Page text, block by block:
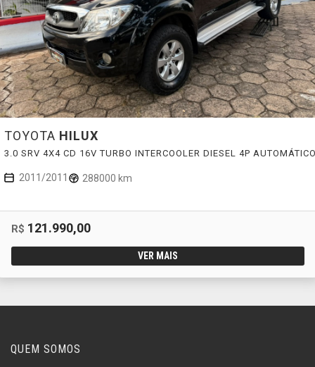
TOYOTA HILUX
3.0 SRV 4X4 CD 16V TURBO INTERCOOLER DIESEL 4P
2011/2011 288000 km
R$ 121.990,00
VER MAIS
QUEM SOMOS